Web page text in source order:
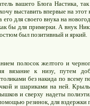
вашего Блога Настика,
выставить впервые на этот
для своего внука на
бы для примерки. А внук
был позитивный и яркий.
полосок желтого и
вязание к низу, путем
без накида по всему
и шариками на ней.
и сверху надеты
резинок, для